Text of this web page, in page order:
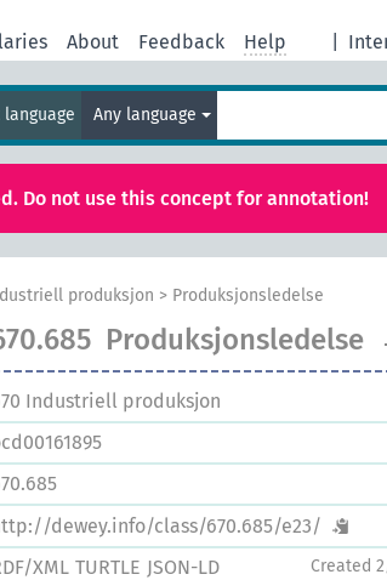
About Feedback Help
Any language
Do not use this concept for annotation!
produksjon > Produksjonsledelse
Produksjonsledelse
Industriell produksjon
dewey.info/class/670.685/e23/
XML TURTLE JSON-LD Created